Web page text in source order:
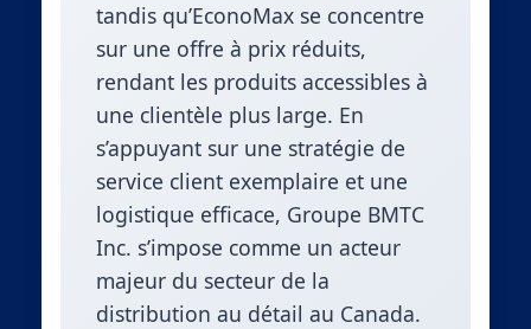
tandis qu’EconoMax se concentre
sur une offre à prix réduits,
rendant les produits accessibles à
une clientèle plus large. En
s’appuyant sur une stratégie de
service client exemplaire et une
logistique efficace, Groupe BMTC
Inc. s’impose comme un acteur
majeur du secteur de la
distribution au détail au Canada.